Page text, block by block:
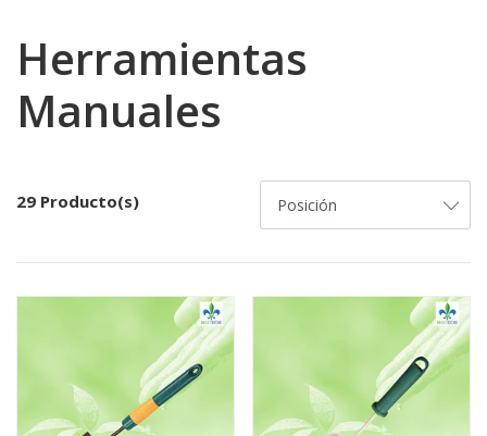
Herramientas
Manuales
29 Producto(s)